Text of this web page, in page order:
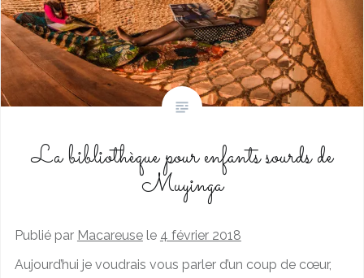
La bibliothèque pour enfants sourds de
Muyinga
Publié par Macareusele 4 février 2018
Aujourd’hui je voudrais vous parler d’un coup de cœur,